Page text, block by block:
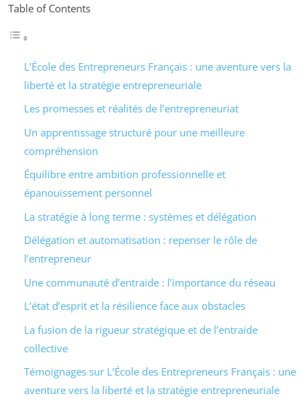
Table of Contents
L’École des Entrepreneurs Français : une aventure vers la
liberté et la stratégie entrepreneuriale
Les promesses et réalités de l’entrepreneuriat
Un apprentissage structuré pour une meilleure
compréhension
Équilibre entre ambition professionnelle et
épanouissement personnel
La stratégie à long terme : systèmes et délégation
Délégation et automatisation : repenser le rôle de
l’entrepreneur
Une communauté d’entraide : l’importance du réseau
L’état d’esprit et la résilience face aux obstacles
La fusion de la rigueur stratégique et de l’entraide
collective
Témoignages sur L’École des Entrepreneurs Français : une
aventure vers la liberté et la stratégie entrepreneuriale